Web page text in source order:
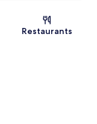
Restaurants